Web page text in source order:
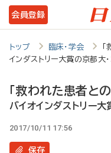
メ
イ
ツ
会員登録
トップ 臨床・学会
インダストリー大賞の京都大
「救われた患者と
バイオインダストリー
2017/10/11 17:56
保存